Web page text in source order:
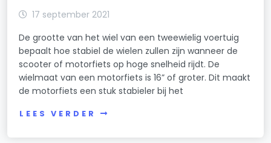
17 september 2021
De grootte van het wiel van een tweewielig voertuig
bepaalt hoe stabiel de wielen zullen zijn wanneer de
scooter of motorfiets op hoge snelheid rijdt. De
wielmaat van een motorfiets is 16” of groter. Dit maakt
de motorfiets een stuk stabieler bij het
LEES VERDER